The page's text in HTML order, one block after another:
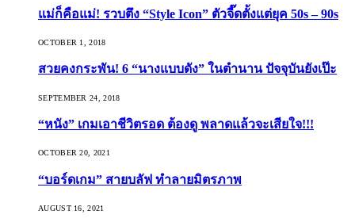
แม่ก็คือแม่! รวบตึง “Style Icon” ตัวจี๊ดตั้งแต่ยุค 50s – 90s
OCTOBER 1, 2018
สวยคงกระพัน! 6 “นางแบบดัง” ในตำนาน ปัจจุบันยังเป๊ะ
SEPTEMBER 24, 2018
“หนัง” เกมเอาชีวิตรอด ต้องดู พลาดแล้วจะเสียใจ!!!
OCTOBER 20, 2021
“บอร์ดเกม” สายบลัฟ ทำลายมิตรภาพ
AUGUST 16, 2021